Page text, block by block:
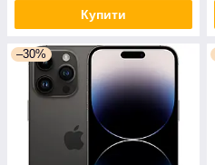
Купити
–30%